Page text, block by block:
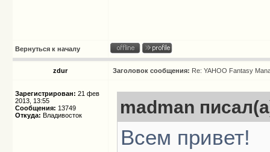
Вернуться к началу
zdur Заголовок сообщения: Re: YAHOO Fantasy
Зарегистрирован: 21 фев
2013, 13:55
Сообщения: 13749
Откуда: Владивосток madman
Всем привет!